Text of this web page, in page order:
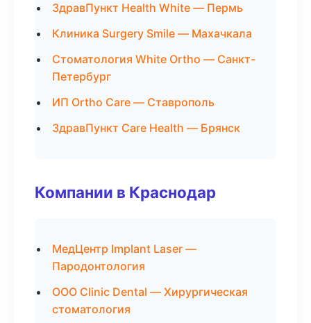
ЗдравПункт Health White — Пермь
Клиника Surgery Smile — Махачкала
Стоматология White Ortho — Санкт-
Петербург
ИП Ortho Care — Ставрополь
ЗдравПункт Care Health — Брянск
Компании в Краснодар
МедЦентр Implant Laser —
Пародонтология
ООО Clinic Dental — Хирургическая
стоматология